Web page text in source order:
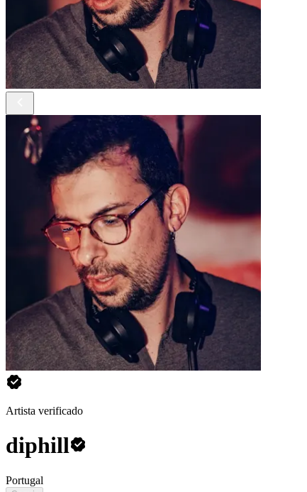
Artista verificado
diphill
Portugal